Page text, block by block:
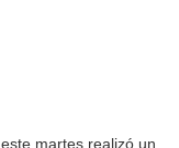
martes realizó un